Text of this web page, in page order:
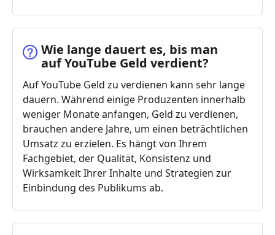
Wie lange dauert es, bis man
auf YouTube Geld verdient?
Auf YouTube Geld zu verdienen kann sehr lange
dauern. Während einige Produzenten innerhalb
weniger Monate anfangen, Geld zu verdienen,
brauchen andere Jahre, um einen beträchtlichen
Umsatz zu erzielen. Es hängt von Ihrem
Fachgebiet, der Qualität, Konsistenz und
Wirksamkeit Ihrer Inhalte und Strategien zur
Einbindung des Publikums ab.